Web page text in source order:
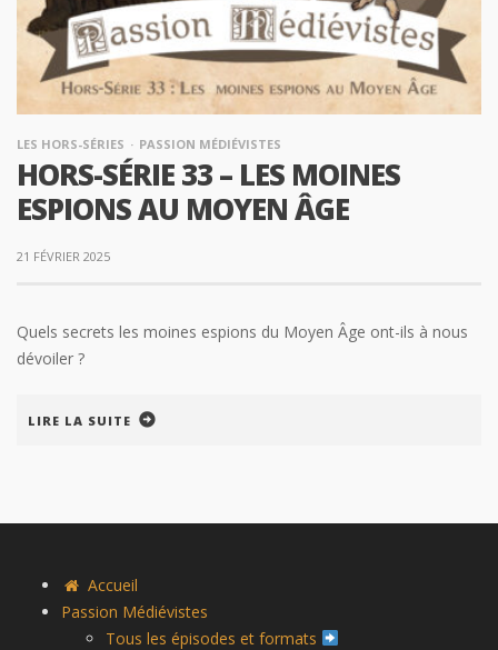
LES HORS-SÉRIES PASSION MÉDIÉVISTES
HORS-SÉRIE 33 – LES MOINES
ESPIONS AU MOYEN ÂGE
21 FÉVRIER 2025
Quels secrets les moines espions du Moyen Âge ont-ils à nous
dévoiler ?
LIRE LA SUITE
Accueil
Passion Médiévistes
Tous les épisodes et formats